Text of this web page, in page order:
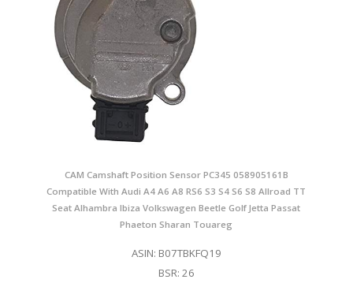
CAM Camshaft Position Sensor PC345 058905161B
Compatible With Audi A4 A6 A8 RS6 S3 S4 S6 S8 Allroad TT
Seat Alhambra Ibiza Volkswagen Beetle Golf Jetta Passat
Phaeton Sharan Touareg
ASIN: B07TBKFQ19
BSR: 26